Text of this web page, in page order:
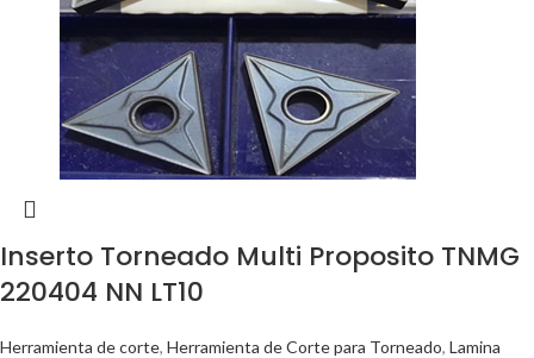
Inserto Torneado Multi Proposito TNMG
220404 NN LT10
Herramienta de corte, Herramienta de Corte para Torneado, Lamina